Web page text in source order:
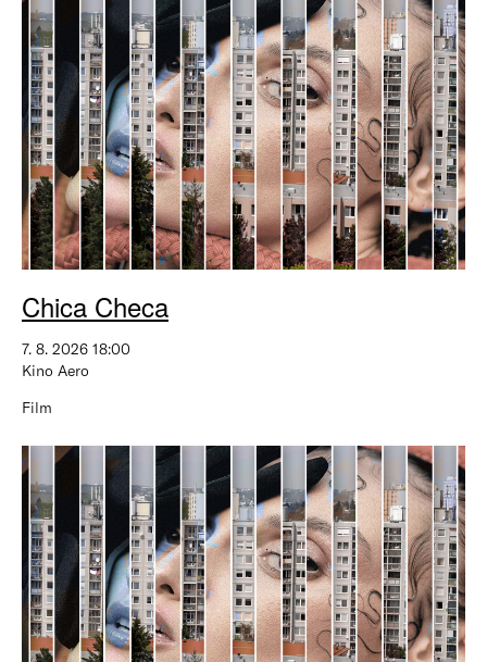
Chica Checa
7. 8. 2026 18:00
Kino Aero
Film